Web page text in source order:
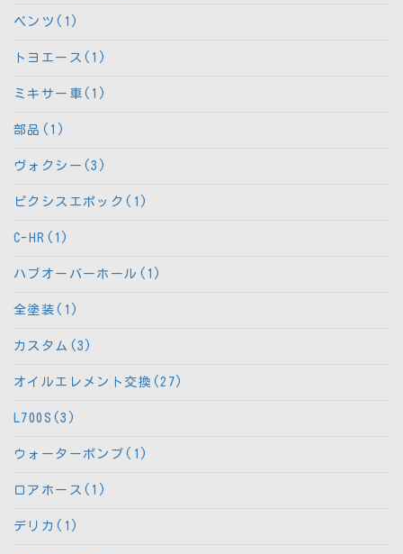
ベンツ(1)
トヨエース(1)
ミキサー車(1)
部品(1)
ヴォクシー(3)
ピクシスエポック(1)
C-HR(1)
ハブオーバーホール(1)
全塗装(1)
カスタム(3)
オイルエレメント交換(27)
L700S(3)
ウォーターポンプ(1)
ロアホース(1)
デリカ(1)